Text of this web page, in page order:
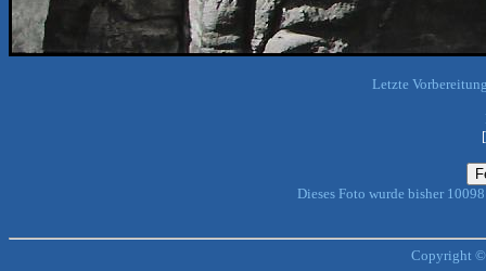
Letzte
Dieses Foto wurde bisher
Copyright ©